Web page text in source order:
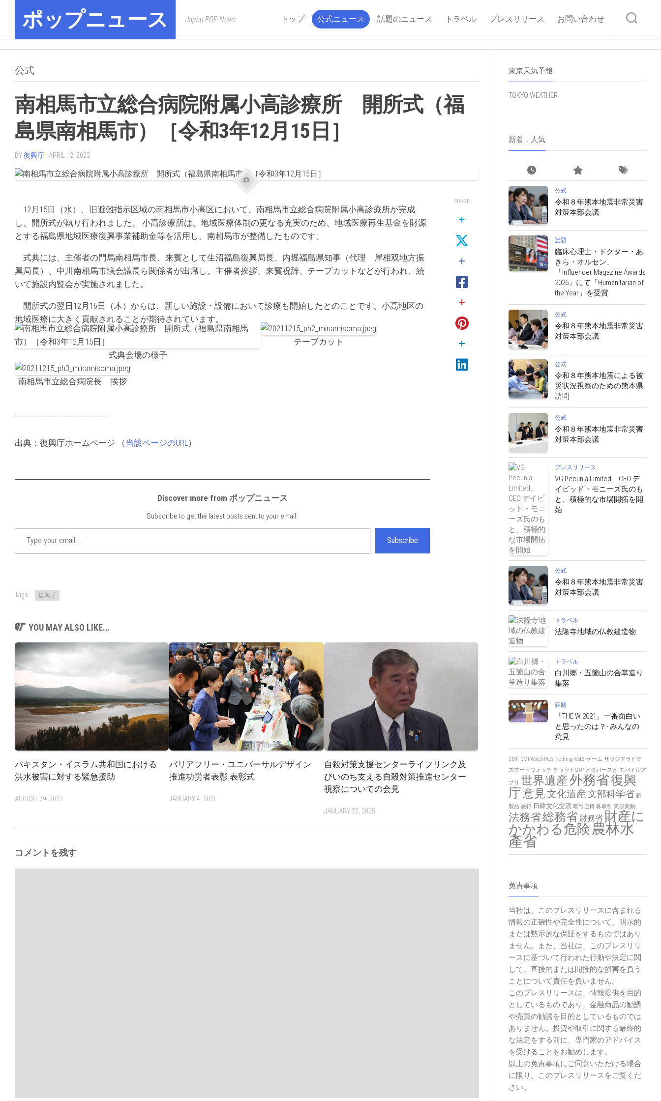
contentポップニュース Japan POP News トップ 公式ニュース 話題のニュース トラベル プレスリリース お問い合わせ
公式
南相馬市立総合病院附属小高診療所 開所式（福
島県南相馬市）［令和3年12月15日］
BY復興庁 · APRIL 12, 2022
12月15日（水）、旧避難指示区域の南相馬市小高区において、南相馬市立総合病院附属小高診療所が完成
し、開所式が執り行われました。 小高診療所は、地域医療体制の更なる充実のため、地域医療再生基金を財源
とする福島県地域医療復興事業補助金等を活用し、南相馬市が整備したものです。
式典には、主催者の門馬南相馬市長、来賓として生沼福島復興局長、内堀福島県知事（代理 岸相双地方振
興局長）、中川南相馬市議会議長ら関係者が出席し、主催者挨拶、来賓祝辞、テープカットなどが行われ、続
いて施設内覧会が実施されました。
開所式の翌日12月16日（木）からは、新しい施設・設備において診療も開始したとのことです。小高地区の
地域医療に大きく貢献されることが期待されています。
式典会場の様子
テープカット
南相馬市立総合病院長 挨拶
—————————————————
出典：復興庁ホームページ （当該ページのURL ）
Discover more from ポップニュース
Subscribe to get the latest posts sent to your email.
Type your email…
Subscribe
SHARE
Tags: 復興庁
YOU MAY ALSO LIKE...
パキスタン・イスラム共和国における
洪水被害に対する緊急援助
AUGUST 29, 2022
バリアフリー・ユニバーサルデザイン
推進功労者表彰 表彰式
JANUARY 4, 2026
自殺対策支援センターライフリンク及
びいのち支える自殺対策推進センター
視察についての会見
JANUARY 22, 2025
コメントを残す
東京天気予報
TOKYO WEATHER
新着，人気
公式
令和８年熊本地震非常災害
対策本部会議
話題
臨床心理士・ドクター・あ
きら・オルセン、
「Influencer Magazine Awards
2026」にて「Humanitarian of
the Year」を受賞
公式
令和８年熊本地震非常災害
対策本部会議
公式
令和８年熊本地震による被
災状況視察のための熊本県
訪問
公式
令和８年熊本地震非常災害
対策本部会議
プレスリリース
VG Pecunia Limited、CEO デ
イビッド・モニーズ氏のも
と、積極的な市場開拓を開
始
公式
令和８年熊本地震非常災害
対策本部会議
トラベル
法隆寺地域の仏教建造物
トラベル
白川郷・五箇山の合掌造り
集落
話題
「THE W 2021」一番面白い
と思ったのは？- みんなの
意見
CMF CMFWatchPro2 Nothing Web3 ゲーム サウジアラビア
スマートウォッチ チャットGTP メタバースと モバイルア
プリ 世界遺産外務省復興
庁意見文化遺産文部科学省 新
製品 旅行 日韓文化交流 暗号通貨 株取引 気候変動
法務省総務省 財務省 財産に
かかわる危険農林水
產省
免責事項
当社は、このプレスリリースに含まれる
情報の正確性や完全性について、明示的
または黙示的な保証をするものではあり
ません。また、当社は、このプレスリリ
ースに基づいて行われた行動や決定に関
して、直接的または間接的な損害を負う
ことについて責任を負いません。
このプレスリリースは、情報提供を目的
としているものであり、金融商品の勧誘
や売買の勧誘を目的としているものでは
ありません。投資や取引に関する最終的
な決定をする前に、専門家のアドバイス
を受けることをお勧めします。
以上の免責事項にご同意いただける場合
に限り、このプレスリリースをご覧くだ
さい。